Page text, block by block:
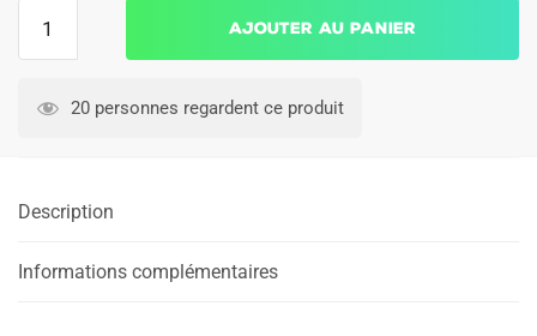
RED
2022
Ajouter au panier
20 personnes regardent ce produit
Description
Informations complémentaires